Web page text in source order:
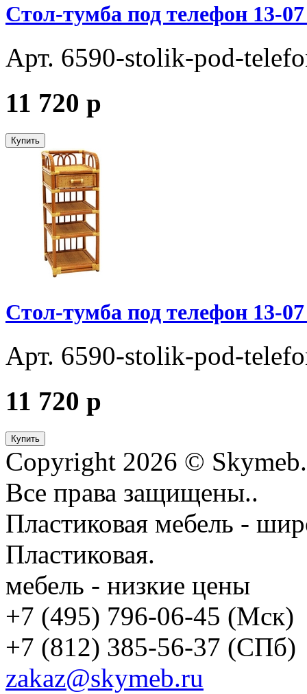
Стол-тумба под телефон 13-
Арт. 6590-stolik-pod-
11 720 p
Купить
Стол-тумба под телефон 13-
Арт. 6590-stolik-pod-
11 720 p
Купить
Copyright 2026 ©
Все права защищены..
Пластиковая мебель -
Пластиковая.
мебель - низкие цены
+7 (495) 796-06-45 (Мск)
+7 (812) 385-56-37 (СПб)
zakaz@skymeb.ru